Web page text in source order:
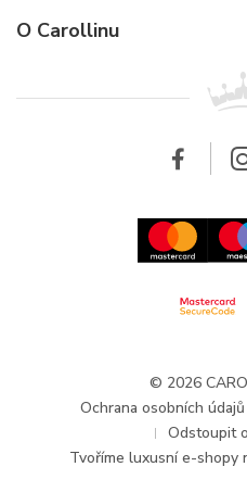
Breitling
Pro firmy
Velkoobchod
O Carollinu
O společnosti Carollinum
Aktuality a oznámení
© 2026
Ochrana osobních údajů
Odstoupit
Tvoříme luxusní e-shopy